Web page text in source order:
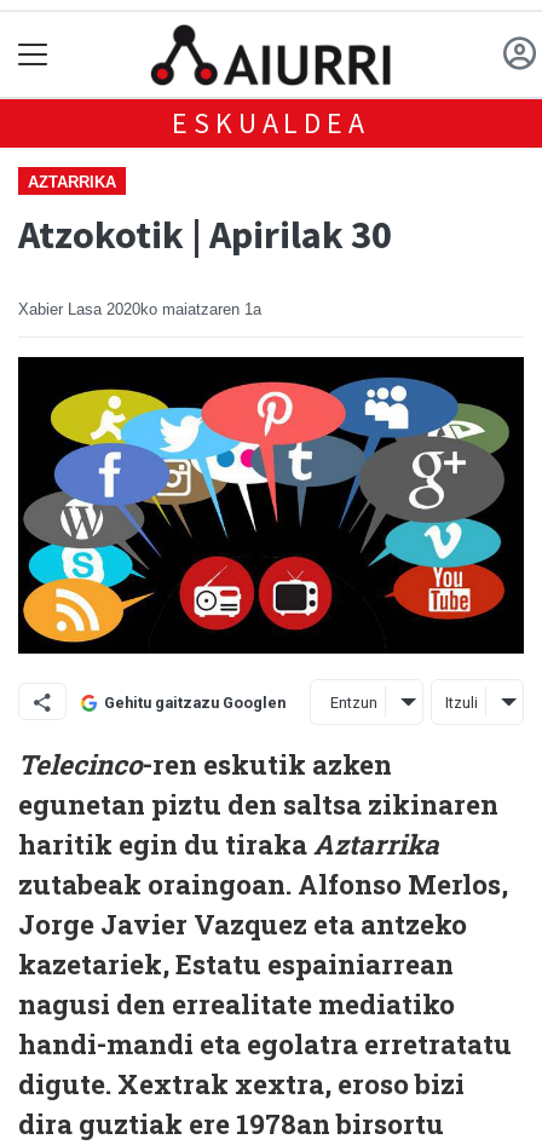
ESKUALDEA
AZTARRIKA
Atzokotik | Apirilak 30
Xabier Lasa 2020ko maiatzaren 1a
Gehitu gaitzazu Googlen Entzun Itzuli
Telecinco-ren eskutik azken
egunetan piztu den saltsa zikinaren
haritik egin du tirakaAztarrika
zutabeak oraingoan. Alfonso Merlos,
Jorge Javier Vazquez eta antzeko
kazetariek, Estatu espainiarrean
nagusi den errealitate mediatiko
handi-mandi eta egolatra erretratatu
digute. Xextrak xextra, eroso bizi
dira guztiak ere 1978an birsortu